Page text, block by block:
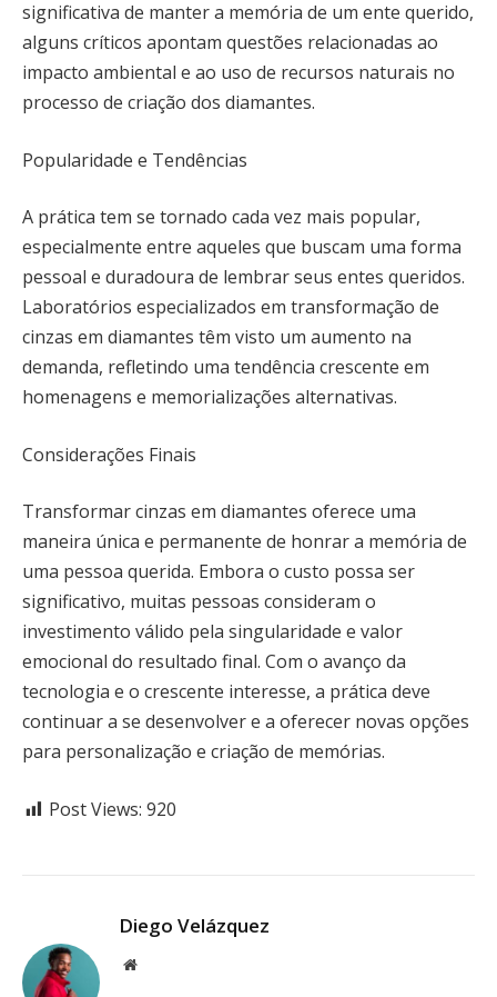
significativa de manter a memória de um ente querido,
alguns críticos apontam questões relacionadas ao
impacto ambiental e ao uso de recursos naturais no
processo de criação dos diamantes.
Popularidade e Tendências
A prática tem se tornado cada vez mais popular,
especialmente entre aqueles que buscam uma forma
pessoal e duradoura de lembrar seus entes queridos.
Laboratórios especializados em transformação de
cinzas em diamantes têm visto um aumento na
demanda, refletindo uma tendência crescente em
homenagens e memorializações alternativas.
Considerações Finais
Transformar cinzas em diamantes oferece uma
maneira única e permanente de honrar a memória de
uma pessoa querida. Embora o custo possa ser
significativo, muitas pessoas consideram o
investimento válido pela singularidade e valor
emocional do resultado final. Com o avanço da
tecnologia e o crescente interesse, a prática deve
continuar a se desenvolver e a oferecer novas opções
para personalização e criação de memórias.
Post Views: 920
Diego Velázquez
Website